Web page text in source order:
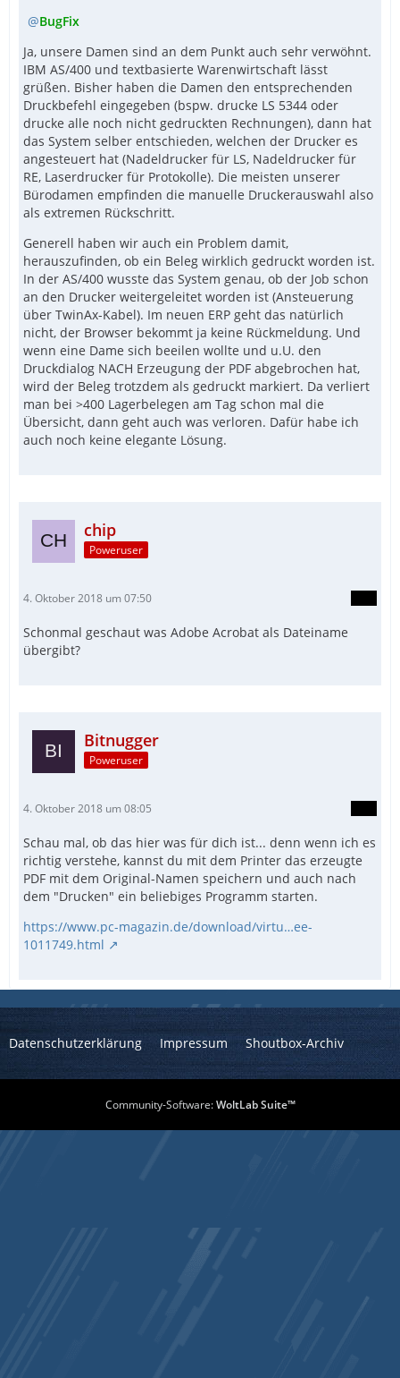
BugFix
Ja, unsere Damen sind an dem Punkt auch sehr verwöhnt.
IBM AS/400 und textbasierte Warenwirtschaft lässt
grüßen. Bisher haben die Damen den entsprechenden
Druckbefehl eingegeben (bspw. drucke LS 5344 oder
drucke alle noch nicht gedruckten Rechnungen), dann hat
das System selber entschieden, welchen der Drucker es
angesteuert hat (Nadeldrucker für LS, Nadeldrucker für
RE, Laserdrucker für Protokolle). Die meisten unserer
Bürodamen empfinden die manuelle Druckerauswahl also
als extremen Rückschritt.
Generell haben wir auch ein Problem damit,
herauszufinden, ob ein Beleg wirklich gedruckt worden ist.
In der AS/400 wusste das System genau, ob der Job schon
an den Drucker weitergeleitet worden ist (Ansteuerung
über TwinAx-Kabel). Im neuen ERP geht das natürlich
nicht, der Browser bekommt ja keine Rückmeldung. Und
wenn eine Dame sich beeilen wollte und u.U. den
Druckdialog NACH Erzeugung der PDF abgebrochen hat,
wird der Beleg trotzdem als gedruckt markiert. Da verliert
man bei >400 Lagerbelegen am Tag schon mal die
Übersicht, dann geht auch was verloren. Dafür habe ich
auch noch keine elegante Lösung.
chip
Poweruser
4. Oktober 2018 um 07:50
Schonmal geschaut was Adobe Acrobat als Dateiname
übergibt?
Bitnugger
Poweruser
4. Oktober 2018 um 08:05
Schau mal, ob das hier was für dich ist... denn wenn ich es
richtig verstehe, kannst du mit dem Printer das erzeugte
PDF mit dem Original-Namen speichern und auch nach
dem "Drucken" ein beliebiges Programm starten.
https://www.pc-magazin.de/download/virtu…ee-
1011749.html
Datenschutzerklärung Impressum Shoutbox-Archiv
Community-Software:WoltLab Suite™